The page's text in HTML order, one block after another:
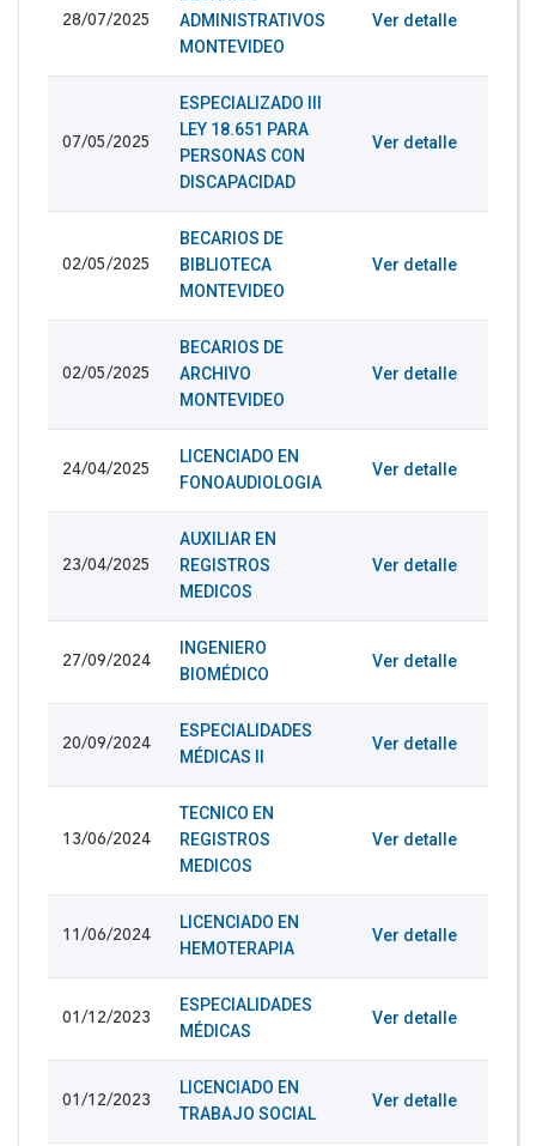
28/07/2025
ADMINISTRATIVOS
MONTEVIDEO
Ver detalle
07/05/2025
ESPECIALIZADO III
LEY 18.651 PARA
PERSONAS CON
DISCAPACIDAD
Ver detalle
02/05/2025
BECARIOS DE
BIBLIOTECA
MONTEVIDEO
Ver detalle
02/05/2025
BECARIOS DE
ARCHIVO
MONTEVIDEO
Ver detalle
24/04/2025
LICENCIADO EN
FONOAUDIOLOGIA
Ver detalle
23/04/2025
AUXILIAR EN
REGISTROS
MEDICOS
Ver detalle
27/09/2024
INGENIERO
BIOMÉDICO
Ver detalle
20/09/2024
ESPECIALIDADES
MÉDICAS II
Ver detalle
13/06/2024
TECNICO EN
REGISTROS
MEDICOS
Ver detalle
11/06/2024
LICENCIADO EN
HEMOTERAPIA
Ver detalle
01/12/2023
ESPECIALIDADES
MÉDICAS
Ver detalle
01/12/2023
LICENCIADO EN
TRABAJO SOCIAL
Ver detalle